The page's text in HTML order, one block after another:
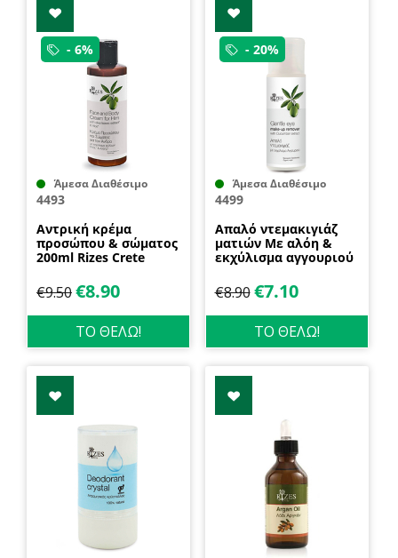
- 6%
Άμεσα Διαθέσιμο
4493
Αντρική κρέμα
προσώπου & σώματος
200ml Rizes Crete
€9.50€8.90
ΤΟ ΘΕΛΩ!
- 20%
Άμεσα Διαθέσιμο
4499
Απαλό ντεμακιγιάζ
ματιών Με αλόη &
εκχύλισμα αγγουριού
€8.90 €7.10
ΤΟ ΘΕΛΩ!